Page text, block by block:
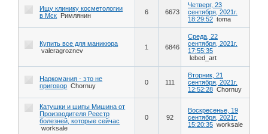
Ищу клинику косметологии
в Мск Римлянин 6 6673
Четверг, 23
сентября, 2021г.
18:29:52 toma
Купить все для маникюра
valeragroznev
1 6846
Среда, 22
сентября, 2021г.
17:55:35
lebed_art
Наркомания - это не
приговор Chornuy 0 111
Вторник, 21
сентября, 2021г.
12:52:28 Chornuy
Катушки и шипы Мишина от
Производителя Реестр
болезней, которые сейчас
worksale
0 92
Воскресенье, 19
сентября, 2021г.
15:20:35 worksale